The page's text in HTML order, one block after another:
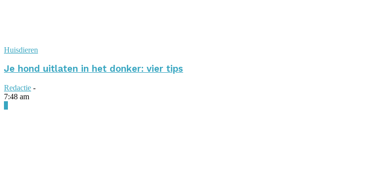
Huisdieren
Je hond uitlaten in het donker: vier tips
Redactie -
7:48 am